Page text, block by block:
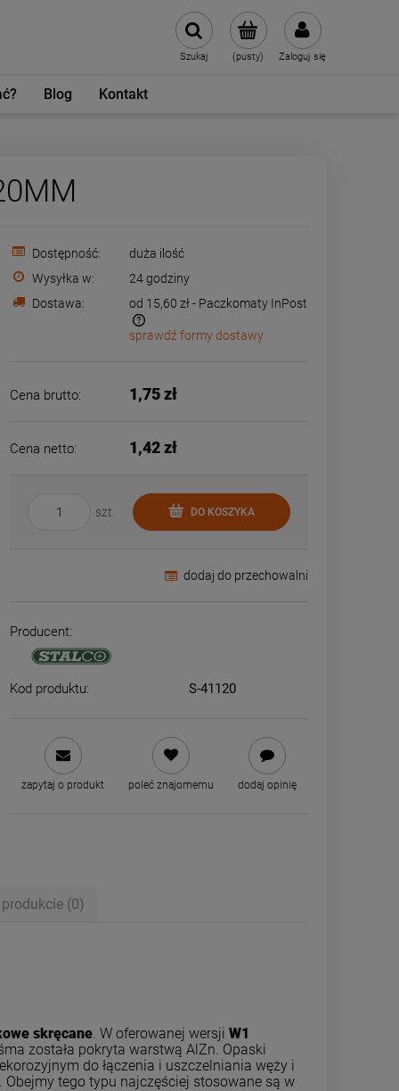
(pusty) Zaloguj się
Szukaj
Blog Kontakt
Dostępność:
duża ilość
Wysyłka w:
24 godziny
Dostawa:
od 15,60 zł- Paczkomaty InPost
sprawdź formy dostawy
Cena brutto: 1,75 zł
Cena netto: 1,42 zł
szt. DO KOSZYKA
dodaj do przechowalni
Producent:
Kod produktu: S-41120
zapytaj o produkt poleć znajomemu dodaj opinię
(0)
skręcane. W oferowanej wersji W1
została pokryta warstwą AlZn. Opaski
do łączenia i uszczelniania węży i
tego typu najczęściej stosowane są w